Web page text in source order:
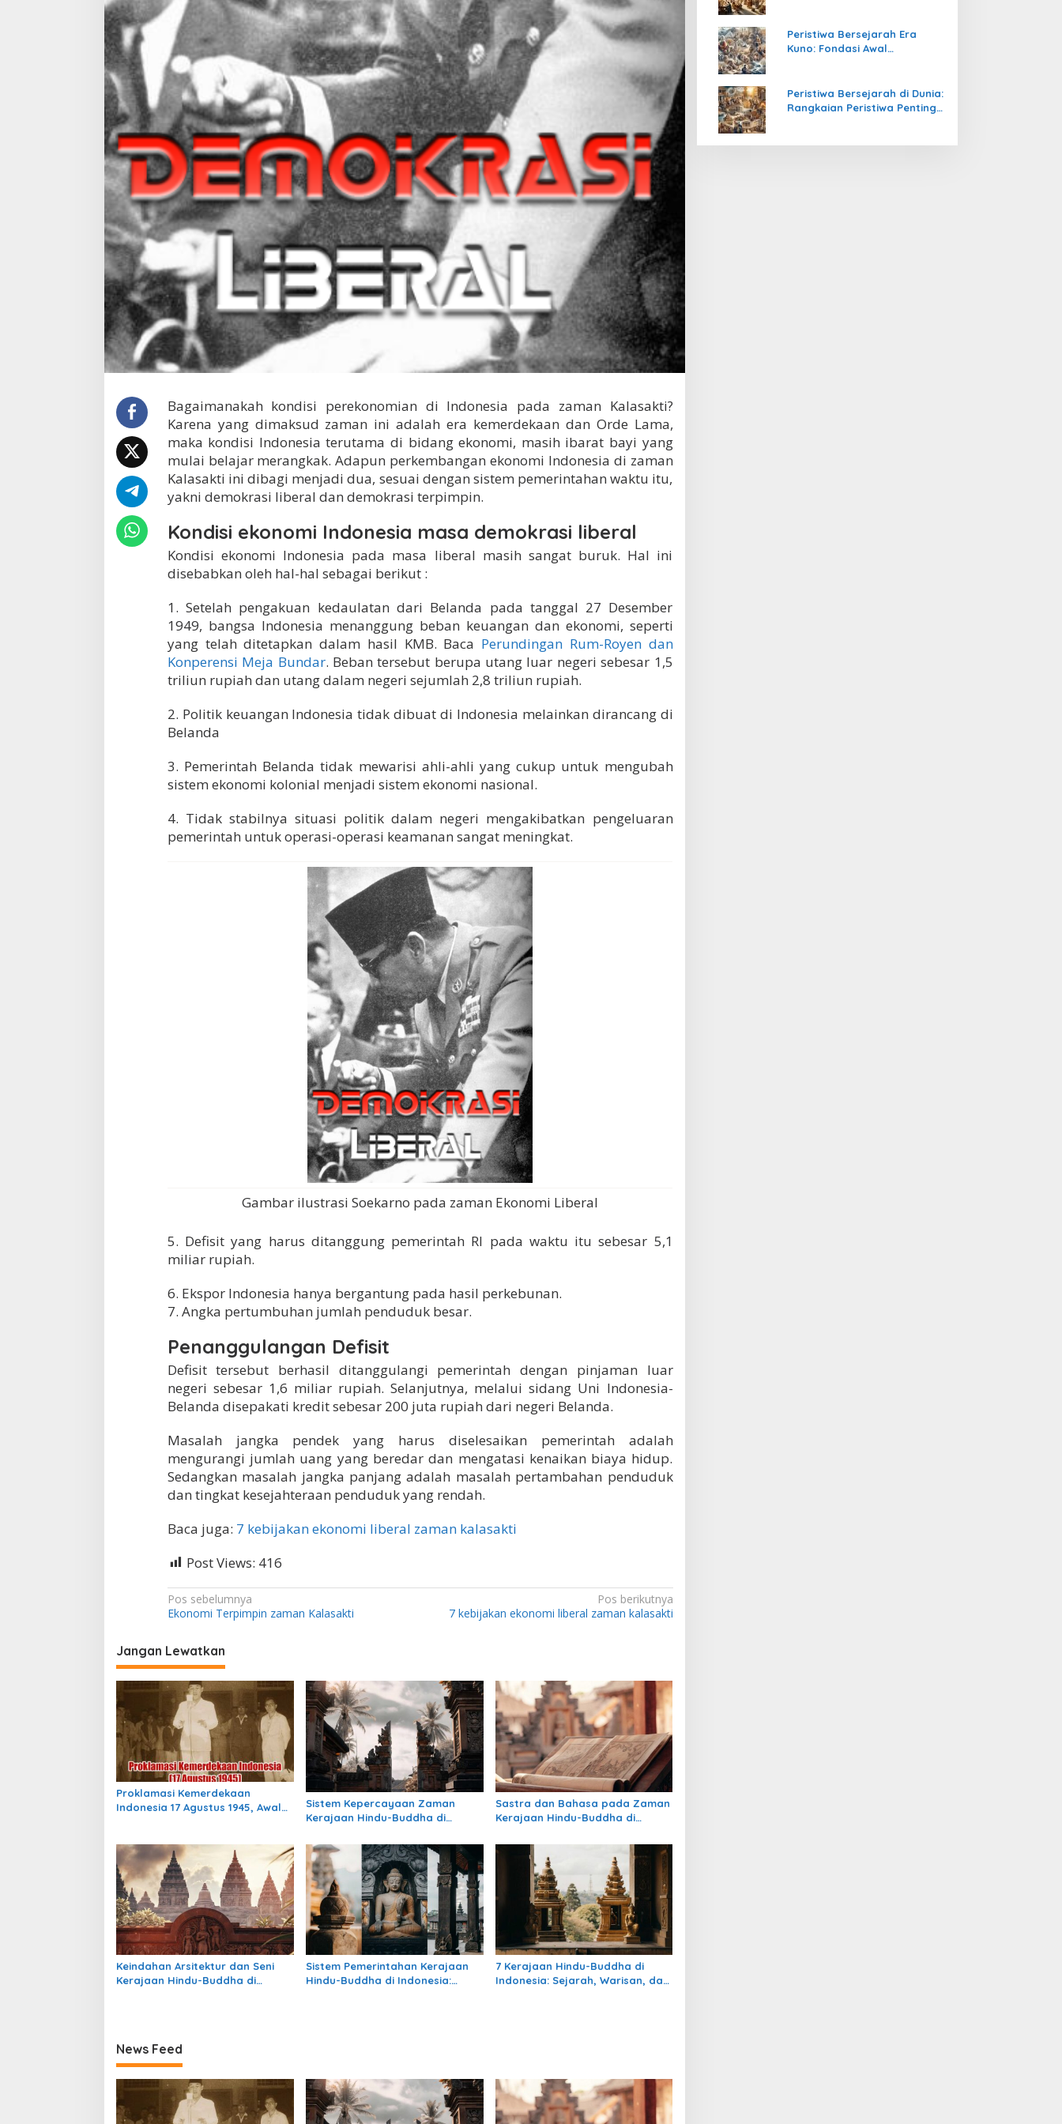
Bagaimanakah kondisi perekonomian di Indonesia pada zaman Kalasakti?
Karena yang dimaksud zaman ini adalah era kemerdekaan dan Orde Lama,
maka kondisi Indonesia terutama di bidang ekonomi, masih ibarat bayi yang
mulai belajar merangkak. Adapun perkembangan ekonomi Indonesia di zaman
Kalasakti ini dibagi menjadi dua, sesuai dengan sistem pemerintahan waktu itu,
yakni demokrasi liberal dan demokrasi terpimpin.
Kondisi ekonomi Indonesia masa demokrasi liberal
Kondisi ekonomi Indonesia pada masa liberal masih sangat buruk. Hal ini
disebabkan oleh hal-hal sebagai berikut :
1. Setelah pengakuan kedaulatan dari Belanda pada tanggal 27 Desember
1949, bangsa Indonesia menanggung beban keuangan dan ekonomi, seperti
yang telah ditetapkan dalam hasil KMB. Baca Perundingan Rum-Royen dan
Konperensi Meja Bundar. Beban tersebut berupa utang luar negeri sebesar 1,5
triliun rupiah dan utang dalam negeri sejumlah 2,8 triliun rupiah.
2. Politik keuangan Indonesia tidak dibuat di Indonesia melainkan dirancang di
Belanda
3. Pemerintah Belanda tidak mewarisi ahli-ahli yang cukup untuk mengubah
sistem ekonomi kolonial menjadi sistem ekonomi nasional.
4. Tidak stabilnya situasi politik dalam negeri mengakibatkan pengeluaran
pemerintah untuk operasi-operasi keamanan sangat meningkat.
Gambar ilustrasi Soekarno pada zaman Ekonomi Liberal
5. Defisit yang harus ditanggung pemerintah RI pada waktu itu sebesar 5,1
miliar rupiah.
6. Ekspor Indonesia hanya bergantung pada hasil perkebunan.
7. Angka pertumbuhan jumlah penduduk besar.
Penanggulangan Defisit
Defisit tersebut berhasil ditanggulangi pemerintah dengan pinjaman luar
negeri sebesar 1,6 miliar rupiah. Selanjutnya, melalui sidang Uni Indonesia-
Belanda disepakati kredit sebesar 200 juta rupiah dari negeri Belanda.
Masalah jangka pendek yang harus diselesaikan pemerintah adalah
mengurangi jumlah uang yang beredar dan mengatasi kenaikan biaya hidup.
Sedangkan masalah jangka panjang adalah masalah pertambahan penduduk
dan tingkat kesejahteraan penduduk yang rendah.
Baca juga: 7 kebijakan ekonomi liberal zaman kalasakti
Post Views: 416
N
a
v
i
g
a
s
i
p
o
Pos sebelumnya
Ekonomi Terpimpin zaman Kalasakti
Pos berikutnya
7 kebijakan ekonomi liberal zaman kalasakti
Jangan Lewatkan
Proklamasi Kemerdekaan
Indonesia 17 Agustus 1945, Awal
Sistem Kepercayaan Zaman
Kerajaan Hindu-Buddha di
Masih Bertahan
Sastra dan Bahasa pada Zaman
Kerajaan Hindu-Buddha di
Keindahan Arsitektur dan Seni
Kerajaan Hindu-Buddha di
Sistem Pemerintahan Kerajaan
Hindu-Buddha di Indonesia:
7 Kerajaan Hindu-Buddha di
Indonesia: Sejarah, Warisan, dan
News Feed
Peristiwa Bersejarah Era
Kuno: Fondasi Awal
Peristiwa Bersejarah di Dunia:
Rangkaian Peristiwa Penting